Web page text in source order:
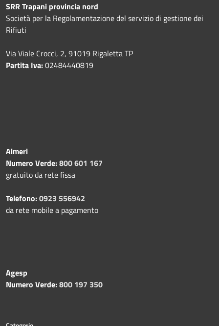
SRR Trapani provincia nord
Società per la Regolamentazione del servizio di gestione dei
Rifiuti
Via Viale Crocci, 2, 91019 Rigaletta TP
Partita Iva:02484440819
Aimeri
Numero Verde:800 601 167
gratuito da rete fissa
Telefono:0923 556942
da rete mobile a pagamento
Agesp
Numero Verde:800 197 350